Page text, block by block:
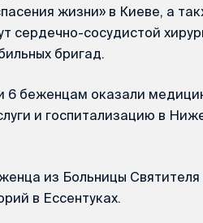
жизни» в Киеве, а
сердечно-сосудистой
бригад.
6 беженцам оказали
и госпитализацию в
из Больницы Святителя
в Ессентуках.